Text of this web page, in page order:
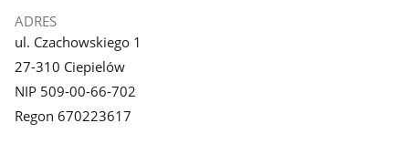
ADRES
ul. Czachowskiego 1
27-310 Ciepielów
NIP 509-00-66-702
Regon 670223617